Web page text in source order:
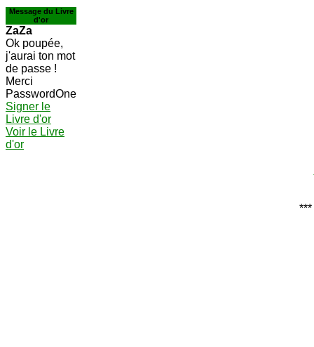
Message du Livre
d'or
ZaZa
Ok poupée,
j'aurai ton mot
de passe !
Merci
PasswordOne
Signer le
Livre d'or
Voir le Livre
d'or